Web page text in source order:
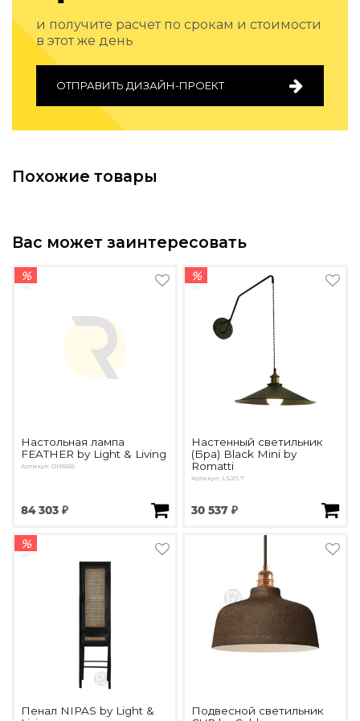
Все категории товаров
Бренды
Реализованные проекты
и получите расчет по срокам и стоимости
в этот же день
ОТПРАВИТЬ ДИЗАЙН-ПРОЕКТ
Похожие товары
Вас может заинтересовать
%
Настольная лампа
FEATHER by Light & Living
Артикул: ON5556
84 303 ₽
%
Настенный светильник
(Бра) Black Mini by
Romatti
Артикул: LS211.7
30 537 ₽
%
Пенал NIPAS by Light &
Подвесной светильник